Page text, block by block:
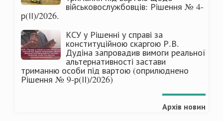
військовослужбовців: Рішення № 4-
р(ІІ)/2026.
КСУ у Рішенні у справі за
конституційною скаргою Р.В.
Дудіна запровадив вимоги реальної
альтернативності застави
триманню особи під вартою (оприлюднено
Рішення № 9-р(ІІ)/2026)
Архів новин